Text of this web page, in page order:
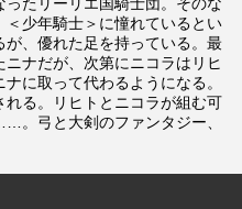
少年騎士＞に憧れているとい
、優れた足を持っている。最
ナだが、次第にニコラはリヒ
に取って代わるようになる。
る。リヒトとニコラが組む可
。弓と大剣のファンタジー、